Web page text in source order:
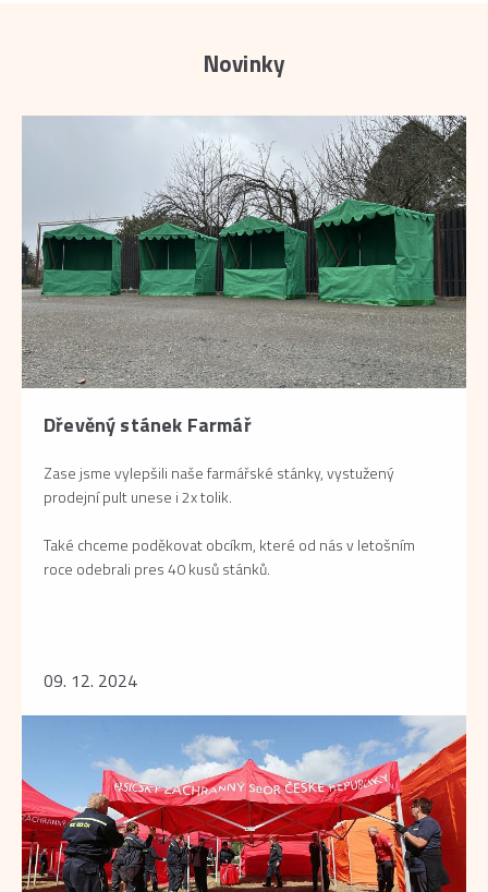
Novinky
Dřevěný stánek Farmář
Zase jsme vylepšili naše farmářské stánky, vystužený
prodejní pult unese i 2x tolik.
Také chceme poděkovat obcíkm, které od nás v letošním
roce odebrali pres 40 kusů stánků.
09. 12. 2024